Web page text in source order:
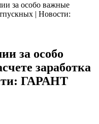
за особо важные
| Новости:
за особо
заработка
ГАРАНТ